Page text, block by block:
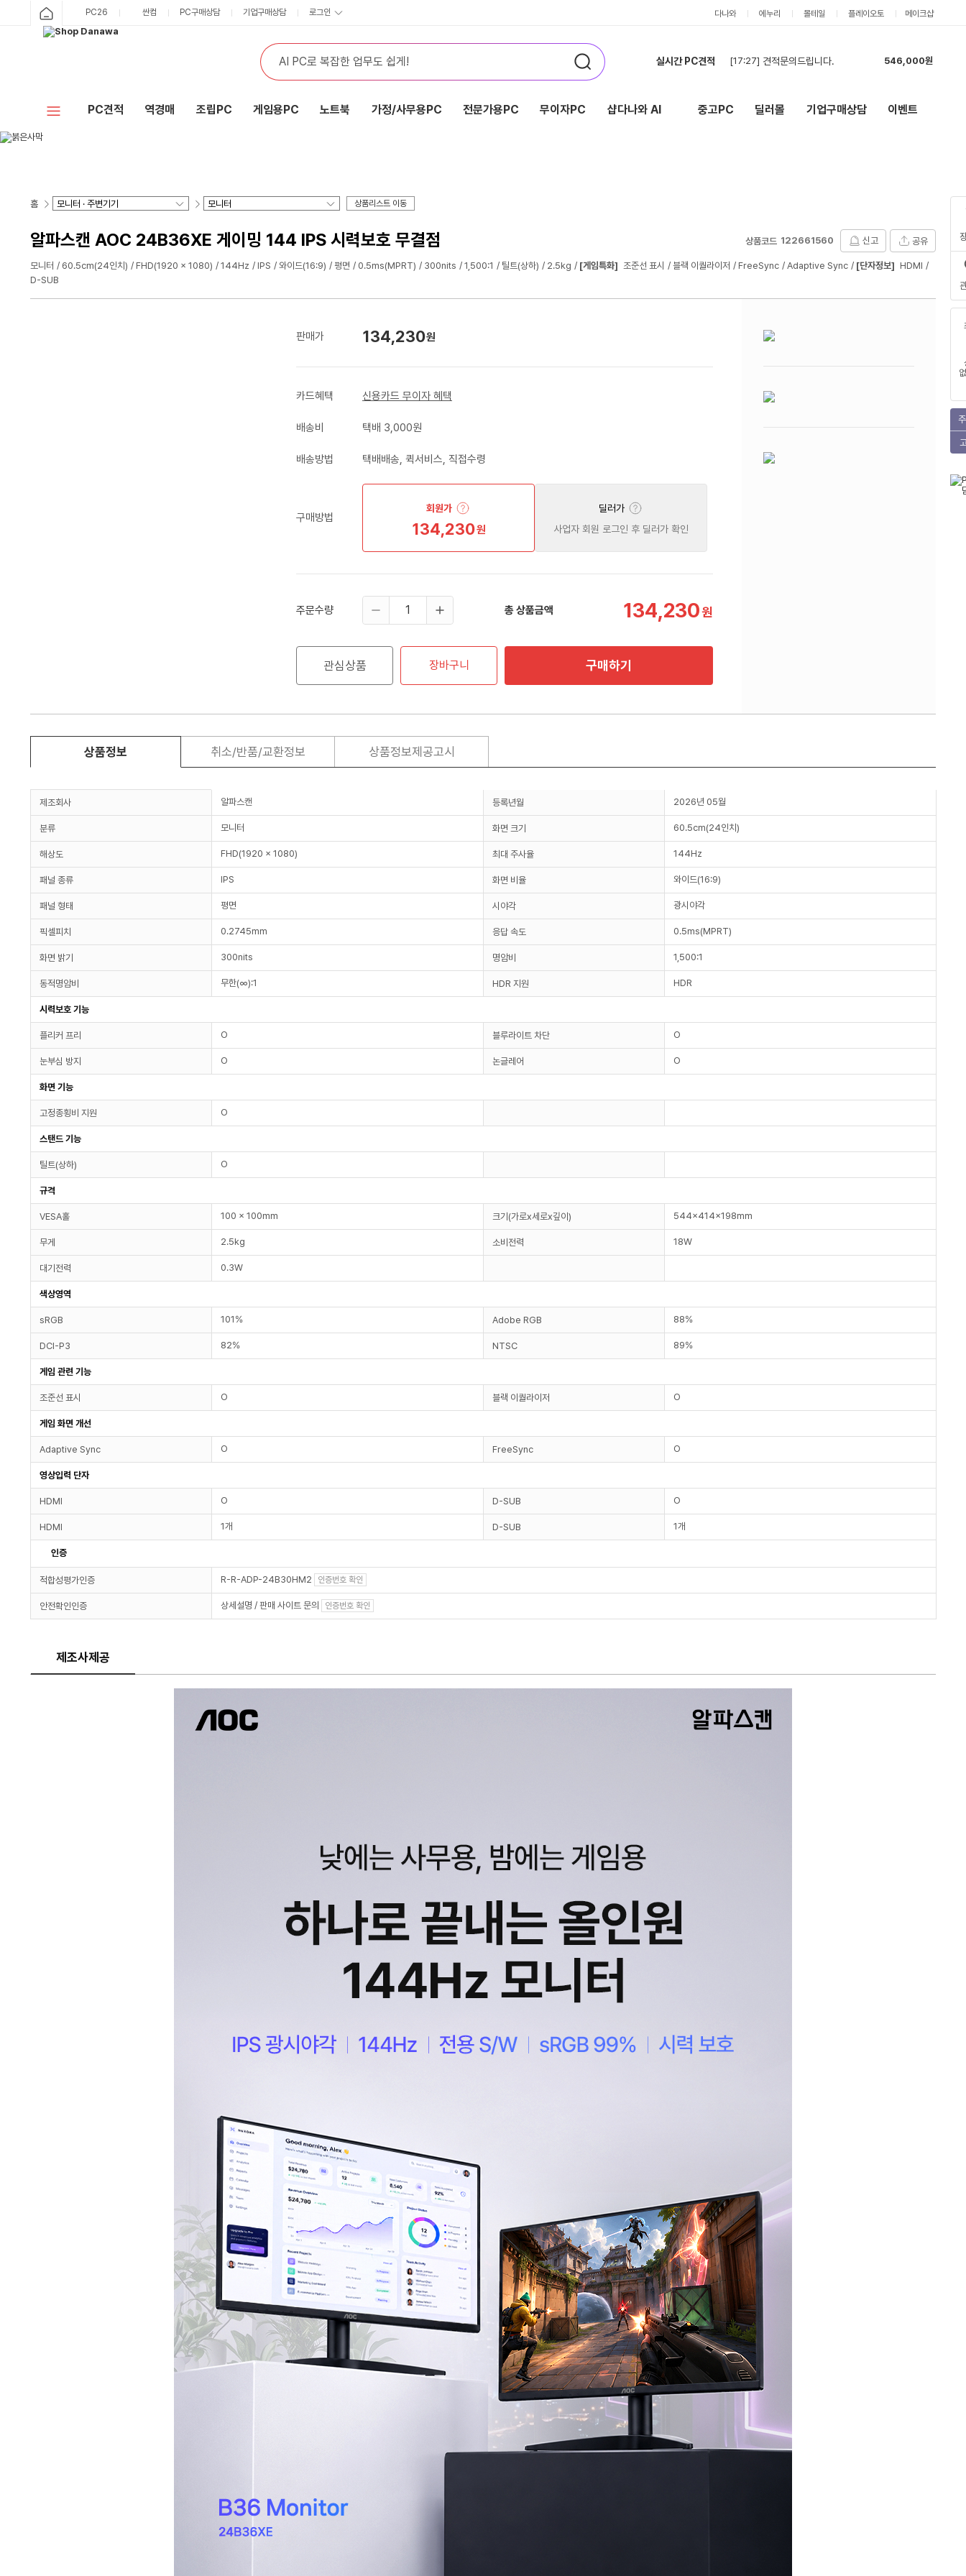
PC26 싼컴 PC구매상담 기업구매상담 로그인 다나와 에누리 몰테일 플레이오토 메이크샵
실시간 PC견적 [17:19] 견적 부탁드려요
3,627,000원
[17:15] Pc 견적 요청드립니다
3,848,000원
546,000원
PC견적 역경매 조립PC 게임용PC 노트북 가정/사무용PC 전문가용PC 무이자PC 샵다나와 AI 중고PC 딜러몰 기업구매상담 이벤트
홈 상품리스트 이동
알파스캔 AOC 24B36XE 게이밍 144 IPS 시력보호 무결점 상품코드 122661560 신고 공유
모니터 60.5cm(24인치) FHD(1920 x 1080) 144Hz IPS 와이드(16:9) 평면 0.5ms(MPRT) 300nits 1,500:1 틸트(상하) 2.5kg [게임특화] 조준선 표시 블랙 이퀄라이저 FreeSync Adaptive Sync [단자정보] HDMI
D-SUB
판매가 134,230원
카드혜택 신용카드 무이자 혜택
배송비 택배 3,000원
배송방법 택배배송, 퀵서비스, 직접수령
구매방법
회원가
134,230원
딜러가
사업자 회원 로그인 후 딜러가 확인
주문수량 총 상품금액 134,230원
관심상품 장바구니 구매하기
상품정보 취소/반품/교환정보 상품정보제공고시
제조회사 알파스캔 등록년월 2026년 05월
분류 모니터 화면 크기 60.5cm(24인치)
해상도 FHD(1920 x 1080) 최대 주사율 144Hz
패널 종류 IPS 화면 비율 와이드(16:9)
패널 형태 평면 시야각 광시야각
픽셀피치 0.2745mm 응답 속도 0.5ms(MPRT)
화면 밝기 300nits 명암비 1,500:1
동적명암비 무한(∞):1 HDR 지원 HDR
시력보호 기능
플리커 프리 O 블루라이트 차단 O
눈부심 방지 O 논글레어 O
화면 기능
고정종횡비 지원 O
스탠드 기능
틸트(상하) O
규격
VESA홀 100 x 100mm 크기(가로x세로x깊이) 544x414x198mm
무게 2.5kg 소비전력 18W
대기전력 0.3W
색상영역
sRGB 101% Adobe RGB 88%
DCI-P3 82% NTSC 89%
게임 관련 기능
조준선 표시 O 블랙 이퀄라이저 O
게임 화면 개선
Adaptive Sync O FreeSync O
영상입력 단자
HDMI O D-SUB O
HDMI 1개 D-SUB 1개
인증
적합성평가인증 R-R-ADP-24B30HM2 인증번호 확인
안전확인인증 상세설명 / 판매 사이트 문의 인증번호 확인
제조사제공